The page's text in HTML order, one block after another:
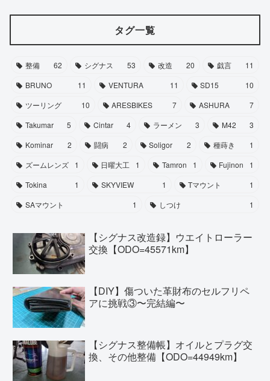
タグ一覧
整備 62 シグナス 53 改造 20 戯言
11
BRUNO
11 VENTURA 11 SD15
10
ツーリング
10 ARESBIKES 7 ASHURA
7
Takumar
5 Cintar 4 ラーメン 3 M42
3
Kominar
2 闘病 2 Soligor 2 種蒔き
1
ズームレンズ
1 日曜大工 1 Tamron 1 Fujinon
1
Tokina
1 SKYVIEW 1 Tマウント
1
SAマウント
1 しつけ 1
【シグナス改造録】ウエイトローラー
交換【ODO=45571km】
【DIY】傷ついた革財布のセルフリペ
アに挑戦③〜完結編〜
【シグナス整備帳】オイルとプラグ交
換、その他整備【ODO=44949km】